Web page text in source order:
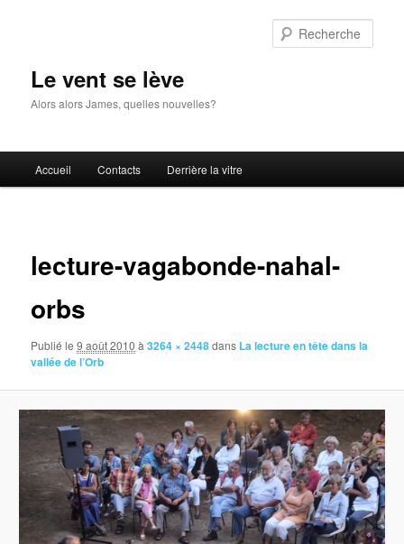
Le vent se lève
Alors alors James, quelles nouvelles?
principal
Accueil Contacts Derrière la vitre
lecture-vagabonde-nahal-
orbs
Publié le9 août 2010 à3264 × 2448dans La lecture en tête dans la
vallée de l’Orb